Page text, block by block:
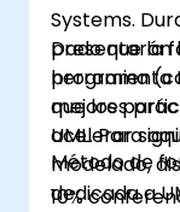
Systems.
presentarán
programa
mejores
acelerar
Dado que la
herramienta
que los
UML. Para
modelado,
dedicada a
Método de
10%